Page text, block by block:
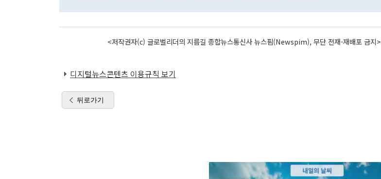
<저작권자(c) 글로벌리더의 지름길 종합뉴스통신사 뉴스핌(Newspim), 무단 전재-재배포 금지>
디지털뉴스콘텐츠 이용규칙 보기
뒤로가기